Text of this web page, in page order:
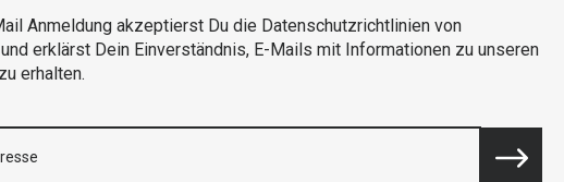
Anmeldung akzeptierst Du die Datenschutzrichtlinien von
erklärst Dein Einverständnis, E-Mails mit Informationen zu unseren
erhalten.